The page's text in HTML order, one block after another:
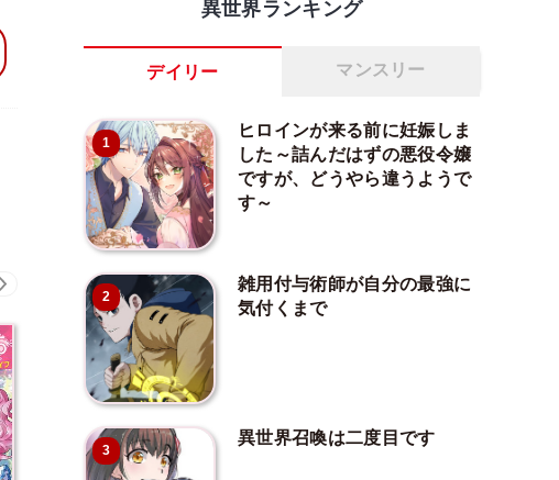
異世界ランキング
デイリー マンスリー
1
ヒロインが来る前に妊娠しま
した～詰んだはずの悪役令嬢
ですが、どうやら違うようで
す～
2
雑用付与術師が自分の最強に
気付くまで
3
異世界召喚は二度目です